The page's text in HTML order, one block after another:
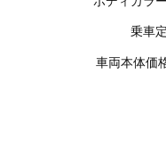
乗車
車両本体価